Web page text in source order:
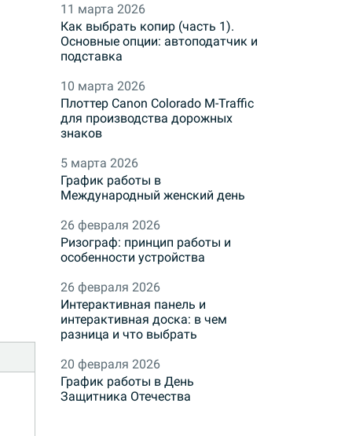
11 марта 2026
Как выбрать копир (часть 1).
Основные опции: автоподатчик и
подставка
10 марта 2026
Плоттер Canon Colorado M-Traffic
для производства дорожных
знаков
5 марта 2026
График работы в
Международный женский день
26 февраля 2026
Ризограф: принцип работы и
особенности устройства
26 февраля 2026
Интерактивная панель и
интерактивная доска: в чем
разница и что выбрать
20 февраля 2026
График работы в День
Защитника Отечества